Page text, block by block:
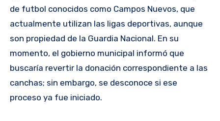
de futbol conocidos como Campos Nuevos, que
actualmente utilizan las ligas deportivas, aunque
son propiedad de la Guardia Nacional. En su
momento, el gobierno municipal informó que
buscaría revertir la donación correspondiente a las
canchas; sin embargo, se desconoce si ese
proceso ya fue iniciado.